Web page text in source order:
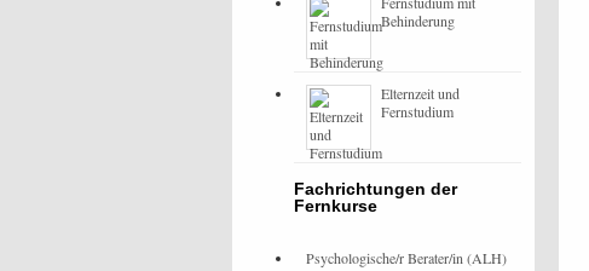
Behinderung
Elternzeit und
Fernstudium
Fachrichtungen der
Fernkurse
Psychologische/r Berater/in (ALH)